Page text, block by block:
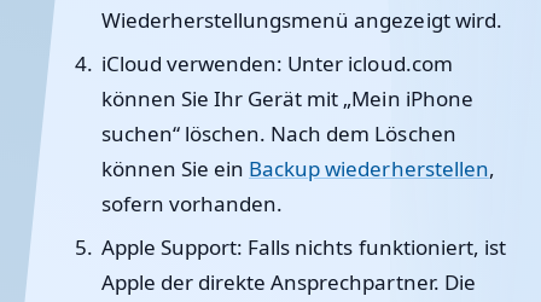
Wiederherstellungsmenü angezeigt wird.
iCloud verwenden: Unter icloud.com
können Sie Ihr Gerät mit „Mein iPhone
suchen“ löschen. Nach dem Löschen
können Sie ein Backup wiederherstellen,
sofern vorhanden.
Apple Support: Falls nichts funktioniert, ist
Apple der direkte Ansprechpartner. Die